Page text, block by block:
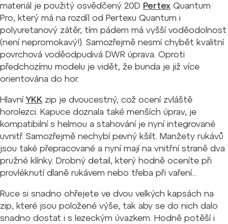
materiál je použitý osvědčený 20D Pertex Quantum
Pro, který má na rozdíl od Pertexu Quantum i
polyuretanový zátěr, tím pádem má vyšší voděodolnost
(není nepromokavý!). Samozřejmě nesmí chybět kvalitní
povrchová voděodpudivá DWR úprava. Oproti
předchozímu modelu je vidět, že bunda je již více
orientována do hor.
HlavníYKK zip je dvoucestný, což ocení zvláště
horolezci. Kapuce doznala také menších úprav, je
kompatibilní s helmou a stahování je nyní integrované
uvnitř. Samozřejmě nechybí pevný kšilt. Manžety rukávů
jsou také přepracované a nyní mají na vnitřní straně dva
pružné klínky. Drobný detail, který hodně oceníte při
provléknutí dlaně rukávem nebo třeba při vaření...
Ruce si snadno ohřejete ve dvou velkých kapsách na
zip, které jsou položené výše, tak aby se do nich dalo
snadno dostat i s lezeckým úvazkem. Hodně potěší i